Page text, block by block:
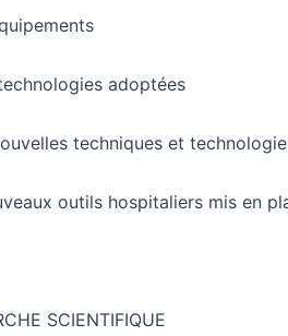
adoptées
techniques et
outils hospitaliers mis en
SCIENTIFIQUE